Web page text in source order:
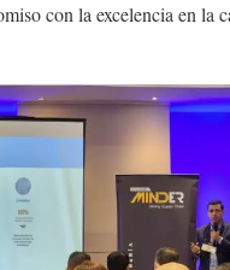
con la excelencia en la